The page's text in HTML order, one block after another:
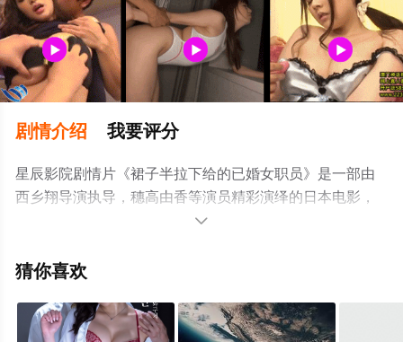
剧情介绍 我要评分
星辰影院剧情片《裙子半拉下给的已婚女职员》是一部由
西乡翔导演执导，穗高由香等演员精彩演绎的日本电影，
手机免费观看高清无删减完整版电影大全就上星辰电影
平台了解。

猜你喜欢